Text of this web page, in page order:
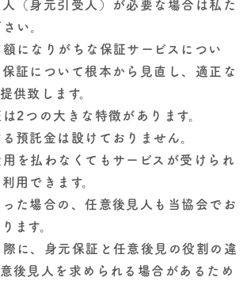
（身元引受人）が必要な場合は私た
い。
になりがちな保証サービスについ
証について根本から見直し、適正な
供致します。
は2つの大きな特徴があります。
預託金は設けておりません
を払わなくてもサービスが受けられ
用できます。
た場合の、任意後見人 も当協会でお
ます。
に、身元保証と任意後見の役割の違
後見人を求められる場合があるため